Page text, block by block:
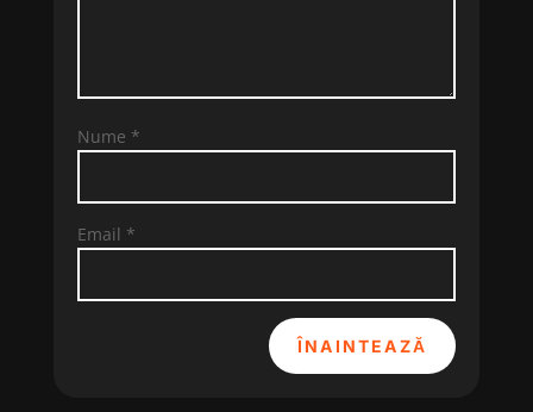
Nume *
Email *
ÎNAINTEAZĂ